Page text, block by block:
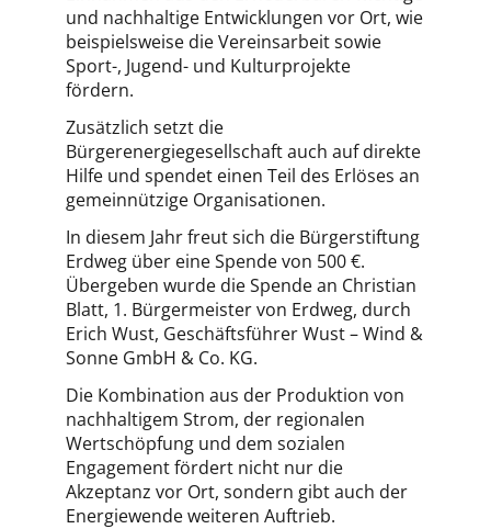
und nachhaltige Entwicklungen vor Ort, wie
beispielsweise die Vereinsarbeit sowie
Sport-, Jugend- und Kulturprojekte
fördern.
Zusätzlich setzt die
Bürgerenergiegesellschaft auch auf direkte
Hilfe und spendet einen Teil des Erlöses an
gemeinnützige Organisationen.
In diesem Jahr freut sich die Bürgerstiftung
Erdweg über eine Spende von 500 €.
Übergeben wurde die Spende an Christian
Blatt, 1. Bürgermeister von Erdweg, durch
Erich Wust, Geschäftsführer Wust – Wind &
Sonne GmbH & Co. KG.
Die Kombination aus der Produktion von
nachhaltigem Strom, der regionalen
Wertschöpfung und dem sozialen
Engagement fördert nicht nur die
Akzeptanz vor Ort, sondern gibt auch der
Energiewende weiteren Auftrieb.